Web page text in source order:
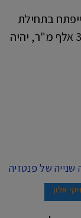
בתחילת
2027 ,בית החולים, המשתרע על פני כ־35 אלף מ"ר, יהיה
אלון